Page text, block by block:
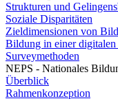
Strukturen und
Soziale Disparitäten
Zieldimensionen von
Bildung in einer digitalen
Surveymethoden
NEPS - Nationales
Überblick
Rahmenkonzeption